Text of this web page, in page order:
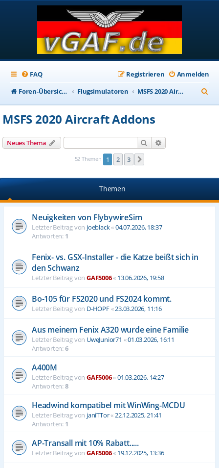
FAQ Anmelden
Registrieren
Foren-Übersicht
Flugsimulatoren MSFS 2020 Aircraft Addons
u
MSFS 2020 Aircraft Addons
Neues Thema Suche
52 Themen 1 2 3
Themen
Neuigkeiten von FlybywireSim
Letzter Beitrag von joeblack«04.07.2026, 18:37
Antworten: 1
Fenix- vs. GSX-Installer - die Katze beißt sich in
den Schwanz
Letzter Beitrag von GAF5006« 13.06.2026, 19:58
Bo-105 für FS2020 und FS2024 kommt.
Letzter Beitrag von D-HOPF«23.03.2026, 11:16
Aus meinem Fenix A320 wurde eine Familie
Letzter Beitrag von UweJunior71 «01.03.2026, 16:11
Antworten:6
A400M
Letzter Beitrag von GAF5006«01.03.2026, 14:27
Antworten:8
Headwind kompatibel mit WinWing-MCDU
Letzter Beitrag von janiTTor«22.12.2025, 21:41
Antworten: 1
AP-Transall mit 10% Rabatt.....
Letzter Beitrag von GAF5006« 19.12.2025, 13:36